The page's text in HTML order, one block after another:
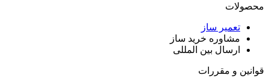
محصولات
تعمیر ساز
مشاوره خرید ساز
ارسال بین المللی
قوانین و مقررات